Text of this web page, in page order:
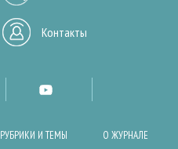
Контакты
РУБРИКИ И ТЕМЫ О ЖУРНАЛЕ